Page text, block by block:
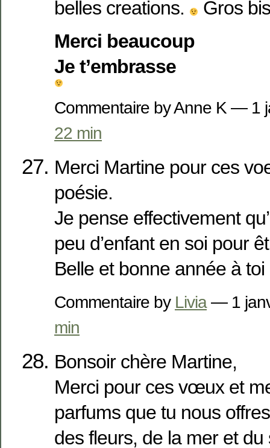
belles creations.
Gros
Merci beaucoup
Je t’embrasse
Commentaire by Anne K — 1
22 min
Merci Martine pour ces
poésie.
Je pense effectivement
peu d’enfant en soi pour
Belle et bonne année à toi
Commentaire by Livia— 1
min
Bonsoir chère Martine,
Merci pour ces vœux et
parfums que tu nous
des fleurs, de la mer et du